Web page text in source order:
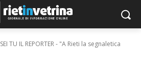
SEI TU IL REPORTER - "A Rieti la segnaletica